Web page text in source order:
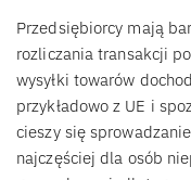
Przedsiębiorcy mają
rozliczania transakcji
wysyłki towarów
przykładowo z UE i
cieszy się
najczęściej dla osób